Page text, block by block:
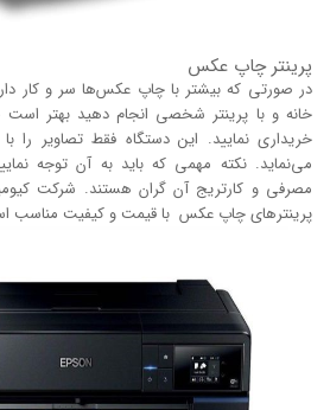
پرینتر چاپ عکس
در صورتی که بیشتر با چاپ عکس‌ها سر و کار
خانه و با پرینتر شخصی انجام دهید بهتر
خریداری نمایید. این دستگاه فقط تصاویر را
می‌نماید. نکته مهمی که باید به آن توجه
مصرفی و کارتریج آن گران هستند. شرکت
پرینتر‌های چاپ عکس با قیمت و کیفیت مناسب